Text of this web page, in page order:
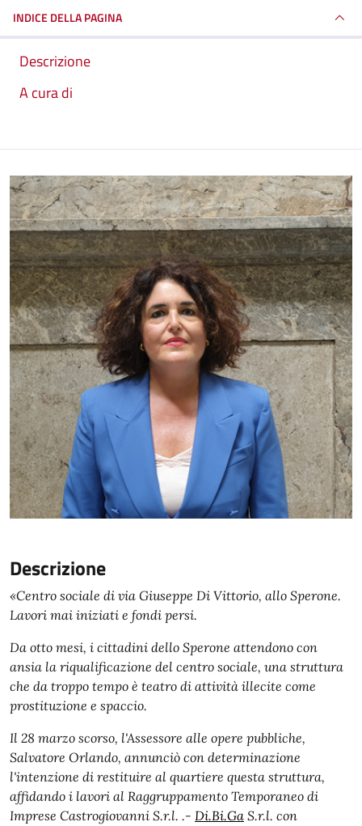
INDICE DELLA PAGINA
Descrizione
A cura di
Descrizione
«Centro sociale di via Giuseppe Di Vittorio, allo Sperone.
Lavori mai iniziati e fondi persi.
Da otto mesi, i cittadini dello Sperone attendono con
ansia la riqualificazione del centro sociale, una struttura
che da troppo tempo è teatro di attività illecite come
prostituzione e spaccio.
Il 28 marzo scorso, l'Assessore alle opere pubbliche,
Salvatore Orlando, annunciò con determinazione
l'intenzione di restituire al quartiere questa struttura,
affidando i lavori al Raggruppamento Temporaneo di
Imprese Castrogiovanni S.r.l. .- Di.Bi.Ga S.r.l. con